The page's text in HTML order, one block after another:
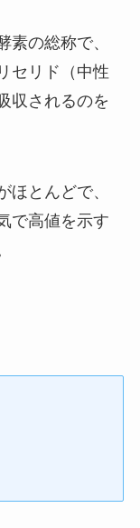
素の総称で、
セリド（中性
収されるのを
ほとんどで、
で高値を示す